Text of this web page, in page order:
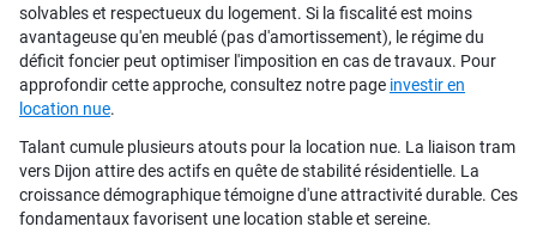
solvables et respectueux du logement. Si la fiscalité est moins
avantageuse qu'en meublé (pas d'amortissement), le régime du
déficit foncier peut optimiser l'imposition en cas de travaux. Pour
approfondir cette approche, consultez notre page investir en
location nue.
Talant cumule plusieurs atouts pour la location nue. La liaison tram
vers Dijon attire des actifs en quête de stabilité résidentielle. La
croissance démographique témoigne d'une attractivité durable. Ces
fondamentaux favorisent une location stable et sereine.